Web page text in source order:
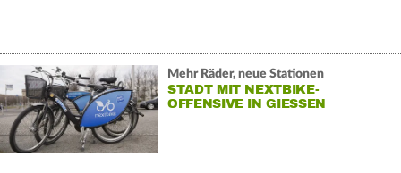
Mehr Räder, neue Stationen
STADT MIT NEXTBIKE-
OFFENSIVE IN GIESSEN